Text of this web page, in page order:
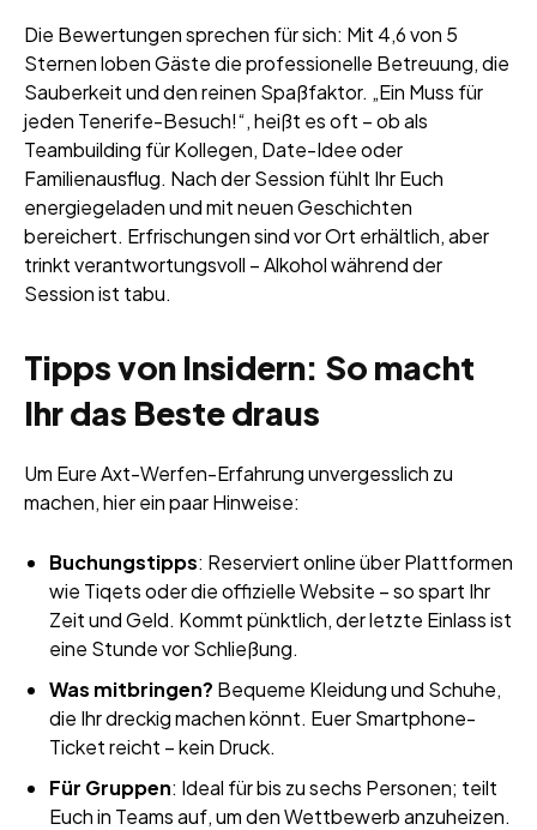
Die Bewertungen sprechen für sich: Mit 4,6 von 5
Sternen loben Gäste die professionelle Betreuung, die
Sauberkeit und den reinen Spaßfaktor. „Ein Muss für
jeden Tenerife-Besuch!“, heißt es oft – ob als
Teambuilding für Kollegen, Date-Idee oder
Familienausflug. Nach der Session fühlt Ihr Euch
energiegeladen und mit neuen Geschichten
bereichert. Erfrischungen sind vor Ort erhältlich, aber
trinkt verantwortungsvoll – Alkohol während der
Session ist tabu.
Tipps von Insidern: So macht
Ihr das Beste draus
Um Eure Axt-Werfen-Erfahrung unvergesslich zu
machen, hier ein paar Hinweise:
Buchungstipps: Reserviert online über Plattformen
wie Tiqets oder die offizielle Website – so spart Ihr
Zeit und Geld. Kommt pünktlich, der letzte Einlass ist
eine Stunde vor Schließung.
Was mitbringen? Bequeme Kleidung und Schuhe,
die Ihr dreckig machen könnt. Euer Smartphone-
Ticket reicht – kein Druck.
Für Gruppen: Ideal für bis zu sechs Personen; teilt
Euch in Teams auf, um den Wettbewerb anzuheizen.